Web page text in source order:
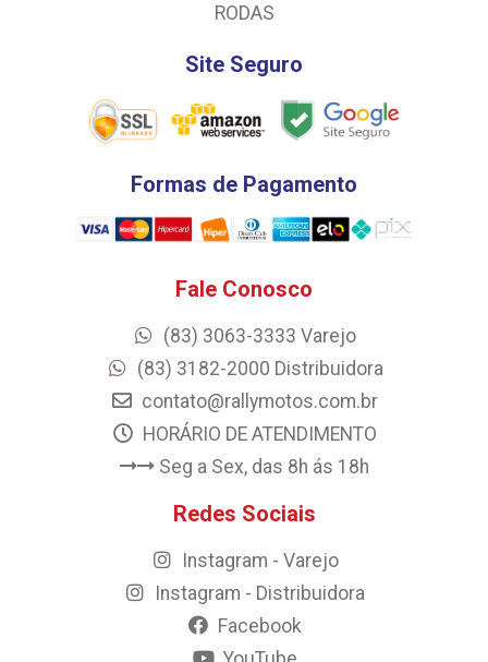
RODAS
Site Seguro
Formas de Pagamento
Fale Conosco
(83) 3063-3333 Varejo
(83) 3182-2000 Distribuidora
contato@rallymotos.com.br
HORÁRIO DE ATENDIMENTO
Seg a Sex, das 8h ás 18h
Redes Sociais
Instagram - Varejo
Instagram - Distribuidora
Facebook